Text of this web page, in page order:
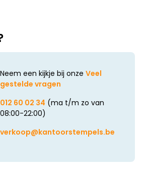
Neem een kijkje bij onze Veel
gestelde vragen
012 60 02 34 (ma t/m zo van
08:00-22:00)
verkoop@kantoorstempels.be